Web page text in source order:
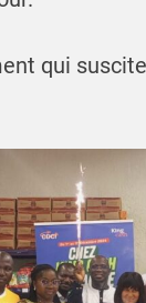
qui